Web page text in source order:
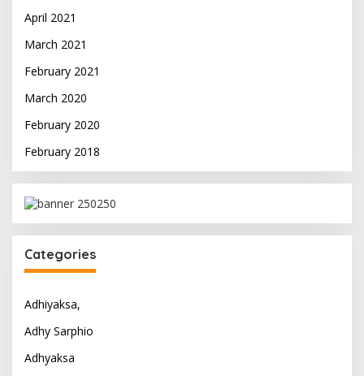
April 2021
March 2021
February 2021
March 2020
February 2020
February 2018
Categories
Adhiyaksa,
Adhy Sarphio
Adhyaksa